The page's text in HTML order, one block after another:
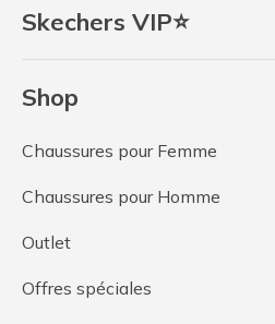
Skechers VIP⭐
Shop
Chaussures pour Femme
Chaussures pour Homme
Outlet
Offres spéciales